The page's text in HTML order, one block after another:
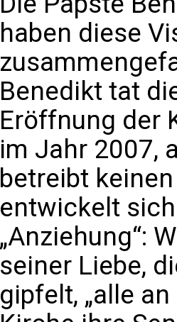
haben diese
Benedikt tat
Eröffnung der
im Jahr 2007,
betreibt
entwickelt
„Anziehung“:
seiner Liebe,
gipfelt, „alle